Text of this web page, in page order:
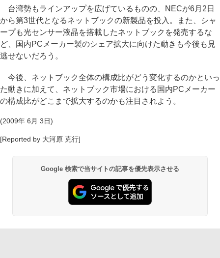
台湾勢もラインアップを広げているものの、NECが6月2日
から第3世代となるネットブックの新製品を投入。また、シャ
ープも光センサー液晶を搭載したネットブックを発売するな
ど、国内PCメーカー製のシェア拡大に向けた動きも今後も見
逃せないだろう。
今後、ネットブック全体の構成比がどう変化するのかといっ
た動きに加えて、ネットブック市場における国内PCメーカー
の構成比がどこまで拡大するのかも注目されよう。
(2009年 6月 3日)
[Reported by 大河原 克行]
Google 検索で当サイトの記事を優先表示させる